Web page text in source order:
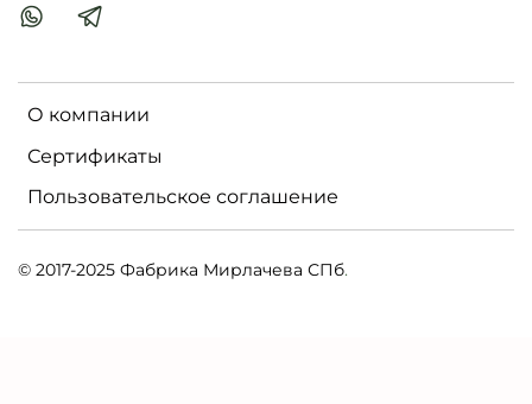
О компании
Сертификаты
Пользовательское соглашение
© 2017-2025 Фабрика Мирлачева СПб.